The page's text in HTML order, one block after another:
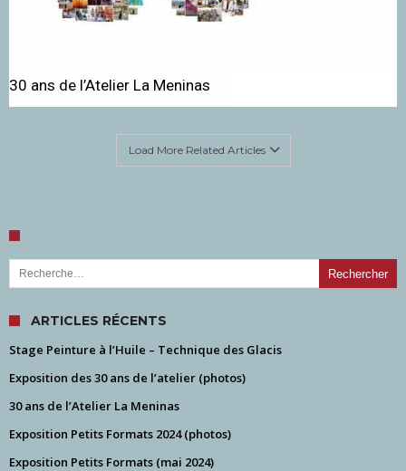
30 ans de l’Atelier La Meninas
Load More Related Articles
Rechercher :
ARTICLES RÉCENTS
Stage Peinture à l’Huile – Technique des Glacis
Exposition des 30 ans de l’atelier (photos)
30 ans de l’Atelier La Meninas
Exposition Petits Formats 2024 (photos)
Exposition Petits Formats (mai 2024)